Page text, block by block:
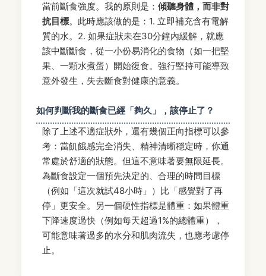
當前斷食強度。我的原則是： 傾聽身體，而非對
抗目標。此時應該做的是：1. 立即補充含有電解
質的水。2. 如果症狀未在30分鐘內緩解，就應
該中斷斷食，從一小份易消化的食物（如一把堅
果、一顆水煮蛋）開始復食。強行堅持可能導致
意外發生，失去斷食對健康的意義。
如何判斷我的斷食已經「夠久」，該停止了？
除了上述不適症狀外，還有幾個正向指標可以參
考：當飢餓感完全消失、精神清晰穩定時，你通
常處於舒適的狀態。但這不意味著要無限延長。
為斷食設定一個預先決定的、合理的時間目標
（例如「這次就試48小時」）比「感覺對了再
停」更安全。另一個硬性指標是體重：如果體重
下降速度過快（例如每天超過1%的總體重），
可能意味著過多的水分和肌肉流失，也應考慮停
止。